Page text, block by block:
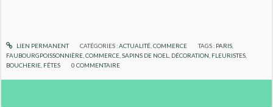
LIEN PERMANENT CATÉGORIES :ACTUALITÉ, COMMERCE TAGS : PARIS
FAUBOURGPOISSONNIÈRE ,COMMERCE ,SAPINS DE NOEL DÉCORATION FLEURISTES
BOUCHERIE FÊTES 0 COMMENTAIRE